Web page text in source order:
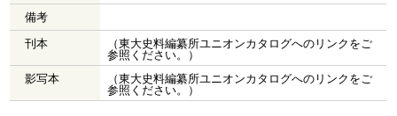
備考
刊本
（東大史料編纂所ユニオンカタログへのリンクをご
参照ください。）
影写本
（東大史料編纂所ユニオンカタログへのリンクをご
参照ください。）